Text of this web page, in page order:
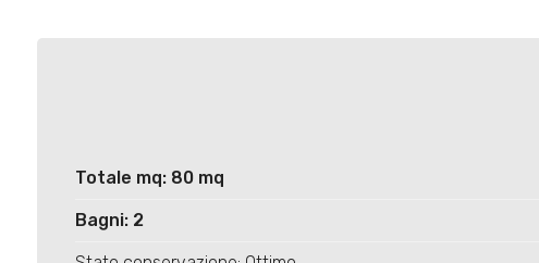
Totale mq: 80 mq
Bagni: 2